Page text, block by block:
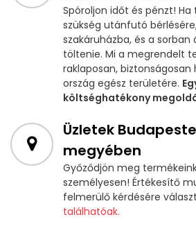
Spóroljon időt és pénzt! Ha
szükség utánfutó
szakáruházba, és a sorban
töltenie. Mi a megrendelt
raklaposan, biztonságosan
ország egész területére.
költséghatékony
Üzletek
megyében
Győződjön meg
személyesen! Értékesítő
felmerülő kérdésére
találhatóak.